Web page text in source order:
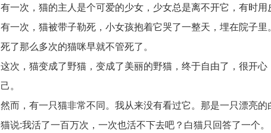
有一次，猫的主人是个可爱的少女，少女总是离不开它，有时用
有一次，猫被带子勒死，小女孩抱着它哭了一整天，埋在院子里
死了那么多次的猫咪早就不管死了。
这次，猫变成了野猫，变成了美丽的野猫，终于自由了，很开
己。
然而，有一只猫非常不同。我从来没有看过它。那是一只漂亮的
猫说:我活了一百万次，一次也活不下去吧？白猫只回答了一个。